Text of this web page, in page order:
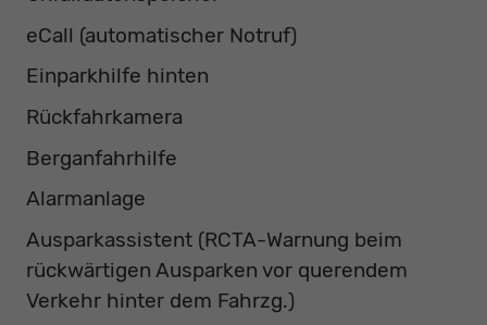
eCall (automatischer Notruf)
Einparkhilfe hinten
Rückfahrkamera
Berganfahrhilfe
Alarmanlage
Ausparkassistent (RCTA-Warnung beim
rückwärtigen Ausparken vor querendem
Verkehr hinter dem Fahrzg.)